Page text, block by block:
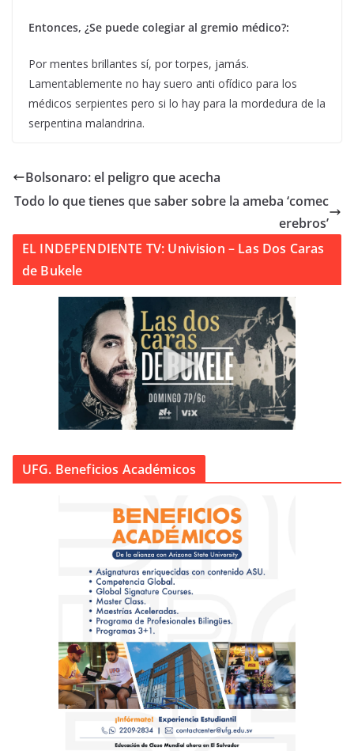
Entonces, ¿Se puede colegiar al gremio médico?:
Por mentes brillantes sí, por torpes, jamás.
Lamentablemente no hay suero anti ofídico para los
médicos serpientes pero si lo hay para la mordedura de la
serpentina malandrina.
Bolsonaro: el peligro que acecha
Todo lo que tienes que saber sobre la ameba ‘comec
erebros’
EL INDEPENDIENTE TV: Univision – Las Dos Caras
de Bukele
UFG. Beneficios Académicos